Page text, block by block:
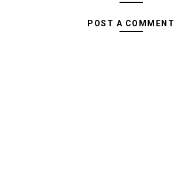
POST A COMMENT